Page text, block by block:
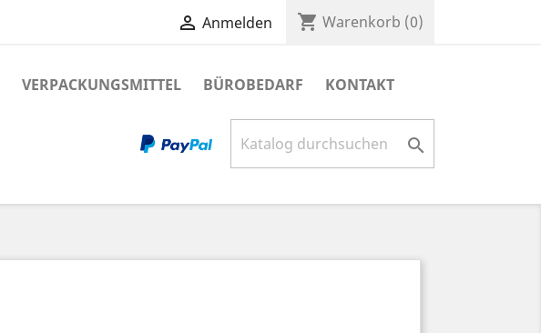
 Anmelden shopping_cart Warenkorb (0)
VERPACKUNGSMITTEL BÜROBEDARF KONTAKT
